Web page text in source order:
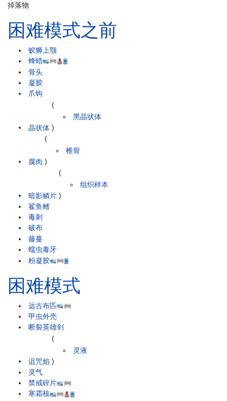
掉落物
困难模式之前
蚁狮上颚
蜂蜡
骨头
凝胶
爪钩
晶状体
(
黑晶状体
)
腐肉
(
椎骨
)
暗影鳞片
(
组织样本
)
鲨鱼鳍
毒刺
破布
藤蔓
蠕虫毒牙
粉凝胶
困难模式
远古布匹
甲虫外壳
断裂英雄剑
诅咒焰
(
灵液
)
灵气
禁戒碎片
寒霜核